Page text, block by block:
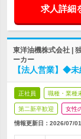
求人詳細
東洋油機株式会社 |
ーカー
【法人営業】◆
正社員 職種・業種
第二新卒歓迎 女性
情報更新日：2026/07/01